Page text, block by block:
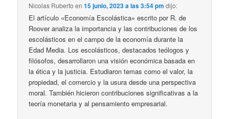
Nicolas Ruberto en15 junio, 2023 a las 3:54 pm dijo:
El artículo «Economía Escolástica» escrito por R. de
Roover analiza la importancia y las contribuciones de los
escolásticos en el campo de la economía durante la
Edad Media. Los escolásticos, destacados teólogos y
filósofos, desarrollaron una visión económica basada en
la ética y la justicia. Estudiaron temas como el valor, la
propiedad, el comercio y la usura desde una perspectiva
moral. También hicieron contribuciones significativas a la
teoría monetaria y al pensamiento empresarial.